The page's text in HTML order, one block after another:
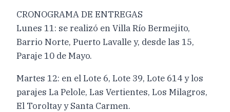
CRONOGRAMA DE ENTREGAS
Lunes 11: se realizó en Villa Río Bermejito,
Barrio Norte, Puerto Lavalle y, desde las 15,
Paraje 10 de Mayo.
Martes 12: en el Lote 6, Lote 39, Lote 614 y los
parajes La Pelole, Las Vertientes, Los Milagros,
El Toroltay y Santa Carmen.